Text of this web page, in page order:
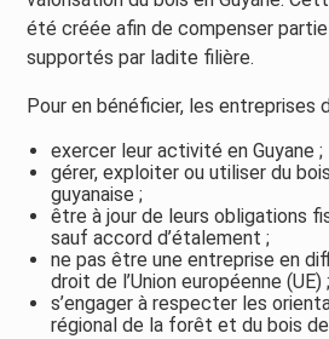
été créée afin de compenser
supportés par ladite filière.
Pour en bénéficier, les entreprises
exercer leur activité en Guyane ;
gérer, exploiter ou utiliser du
guyanaise ;
être à jour de leurs obligations
sauf accord d’étalement ;
ne pas être une entreprise en
droit de l’Union européenne (UE) ;
s’engager à respecter les
régional de la forêt et du bois de